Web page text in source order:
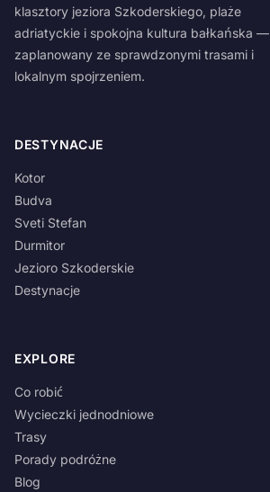
klasztory jeziora Szkoderskiego, plaże
adriatyckie i spokojna kultura bałkańska —
zaplanowany ze sprawdzonymi trasami i
lokalnym spojrzeniem.
DESTYNACJE
Kotor
Budva
Sveti Stefan
Durmitor
Jezioro Szkoderskie
Destynacje
EXPLORE
Co robić
Wycieczki jednodniowe
Trasy
Porady podróżne
Blog